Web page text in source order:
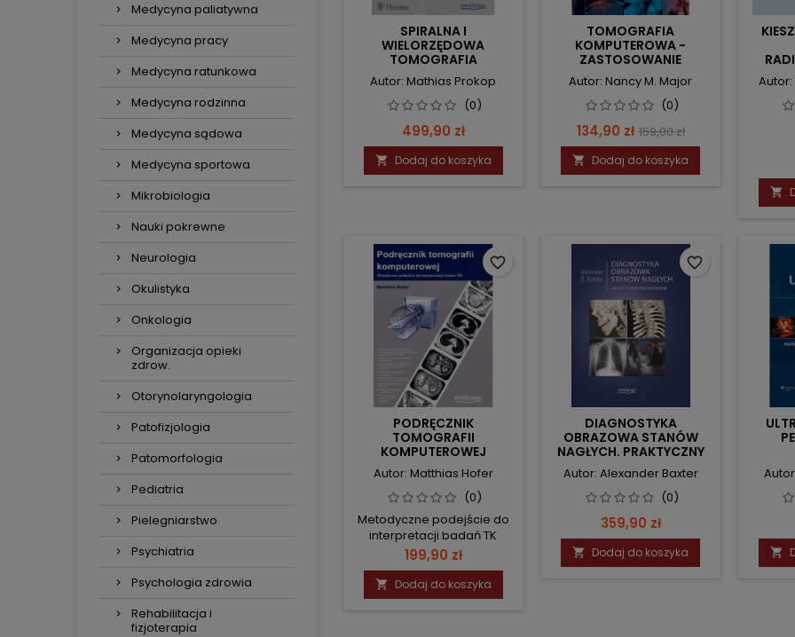
Medycyna paliatywna
Medycyna pracy
Medycyna ratunkowa
Medycyna rodzinna
Medycyna sądowa
Medycyna sportowa
Mikrobiologia
Nauki pokrewne
Neurologia
Okulistyka
Onkologia
Organizacja opieki
zdrow.
Otorynolaryngologia
Patofizjologia
Patomorfologia
Pediatria
Pielegniarstwo
Psychiatria
Psychologia zdrowia
Rehabilitacja i
fizjoterapia
SPIRALNA I
WIELORZĘDOWA
TOMOGRAFIA
KOMPUTEROWA
CZŁOWIEKA
Autor: Mathias Prokop
(0)
Cena
499,90 zł
 Dodaj do koszyka
TOMOGRAFIA
KOMPUTEROWA -
ZASTOSOWANIE
KLINICZNE
Autor: Nancy M. Major
(0)
Cena
134,90 zł Cena
podstawowa
159,00 zł
 Dodaj do koszyka

PODRĘCZNIK
TOMOGRAFII
KOMPUTEROWEJ
Autor: Matthias Hofer
(0)
Metodyczne podejście do
interpretacji badań TK
Cena
199,90 zł
 Dodaj do koszyka
favorite_border
DIAGNOSTYKA
OBRAZOWA STANÓW
NAGŁYCH. PRAKTYCZNY
PRZEWODNIK.
Autor: Alexander Baxter
(0)
Cena
359,90 zł
 Dodaj do koszyka
favorite_border
